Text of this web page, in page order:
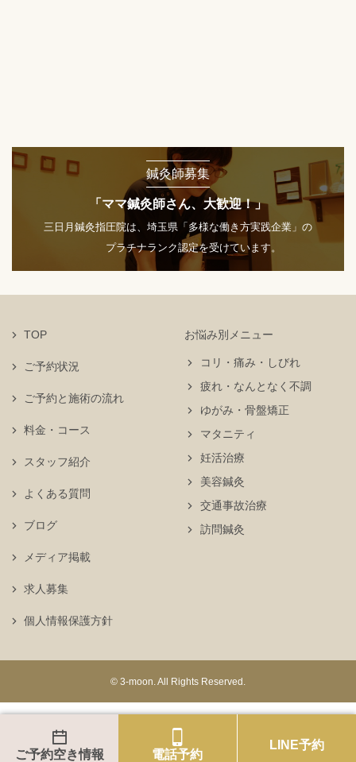
電話予約
ご予約空き情報
LINE予約
鍼灸師募集
「ママ鍼灸師さん、大歓迎！」
三日月鍼灸指圧院は、埼玉県「多様な働き方実践企業」の
プラチナランク認定を受けています。
TOP
ご予約状況
お悩み別メニュー
コリ・痛み・しびれ
疲れ・なんとなく不調
ゆがみ・骨盤矯正
マタニティ
妊活治療
美容鍼灸
交通事故治療
訪問鍼灸
ご予約と施術の流れ
料金・コース
スタッフ紹介
よくある質問
ブログ
メディア掲載
求人募集
個人情報保護方針
© 3-moon. All Rights Reserved.